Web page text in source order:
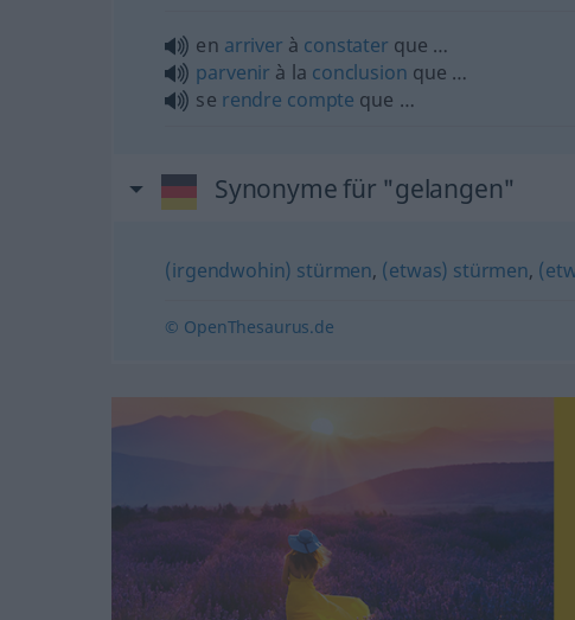
en arriver à constater que …
parvenir à la conclusion que …
se rendre compte que …
Synonyme für "gelangen"
(irgendwohin) stürmen, (etwas) stürmen,
© OpenThesaurus.de